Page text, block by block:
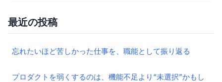
最近の投稿
忘れたいほど苦しかった仕事を、職能として振り返る
プロダクトを弱くするのは、機能不足より“未選択”かもし